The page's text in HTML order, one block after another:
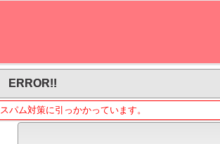
ERROR!!
スパム対策に引っかかっています。